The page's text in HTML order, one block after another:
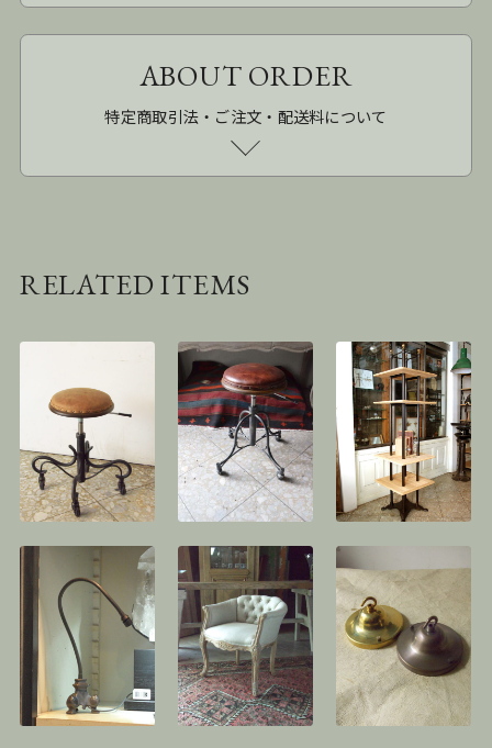
ABOUT ORDER
特定商取引法・ご注文・配送料について
RELATED ITEMS